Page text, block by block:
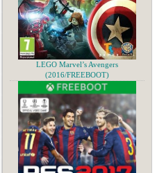
LEGO Marvel’s Avengers
(2016/FREEBOOT)